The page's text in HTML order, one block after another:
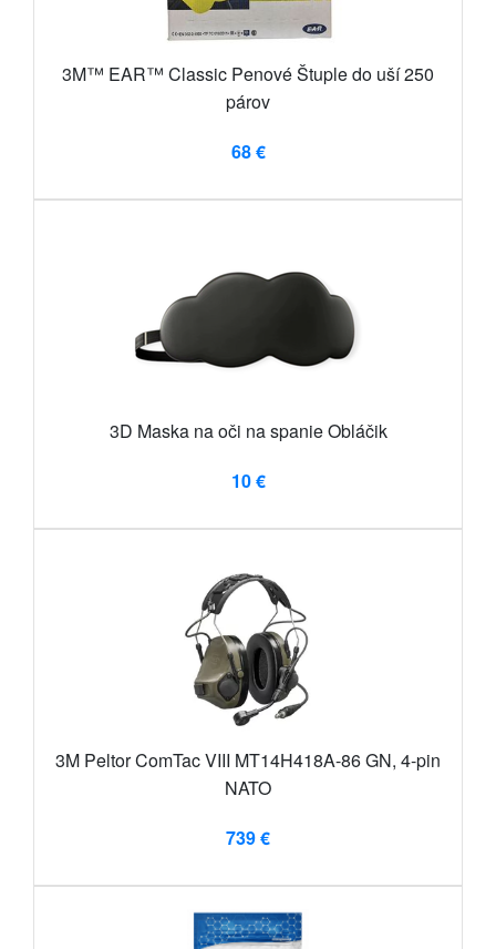
3M™ EAR™ Classic Penové Štuple do uší 250
párov
68 €
3D Maska na oči na spanie Obláčik
10 €
3M Peltor ComTac VIII MT14H418A-86 GN, 4-pin
NATO
739 €